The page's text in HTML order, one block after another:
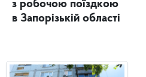
з робочою поїздкою
в Запорізькій області